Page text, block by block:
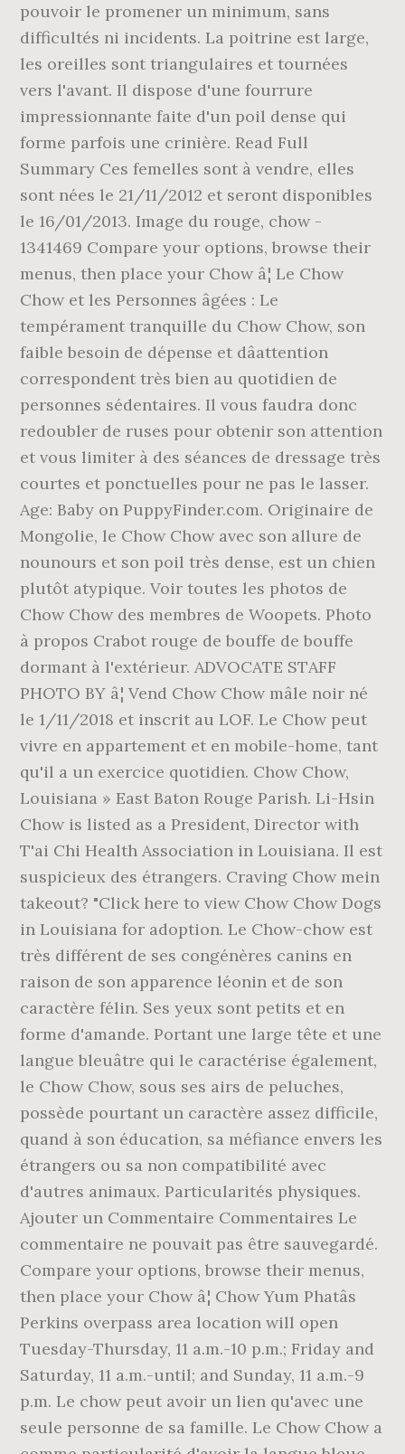
pouvoir le promener un minimum, sans
difficultés ni incidents. La poitrine est large,
les oreilles sont triangulaires et tournées
vers l'avant. Il dispose d'une fourrure
impressionnante faite d'un poil dense qui
forme parfois une crinière. Read Full
Summary Ces femelles sont à vendre, elles
sont nées le 21/11/2012 et seront disponibles
le 16/01/2013. Image du rouge, chow -
1341469 Compare your options, browse their
menus, then place your Chow â¦ Le Chow
Chow et les Personnes âgées : Le
tempérament tranquille du Chow Chow, son
faible besoin de dépense et dâattention
correspondent très bien au quotidien de
personnes sédentaires. Il vous faudra donc
redoubler de ruses pour obtenir son attention
et vous limiter à des séances de dressage très
courtes et ponctuelles pour ne pas le lasser.
Age: Baby on PuppyFinder.com. Originaire de
Mongolie, le Chow Chow avec son allure de
nounours et son poil très dense, est un chien
plutôt atypique. Voir toutes les photos de
Chow Chow des membres de Woopets. Photo
à propos Crabot rouge de bouffe de bouffe
dormant à l'extérieur. ADVOCATE STAFF
PHOTO BY â¦ Vend Chow Chow mâle noir né
le 1/11/2018 et inscrit au LOF. Le Chow peut
vivre en appartement et en mobile-home, tant
qu'il a un exercice quotidien. Chow Chow,
Louisiana » East Baton Rouge Parish. Li-Hsin
Chow is listed as a President, Director with
T'ai Chi Health Association in Louisiana. Il est
suspicieux des étrangers. Craving Chow mein
takeout? "Click here to view Chow Chow Dogs
in Louisiana for adoption. Le Chow-chow est
très différent de ses congénères canins en
raison de son apparence léonin et de son
caractère félin. Ses yeux sont petits et en
forme d'amande. Portant une large tête et une
langue bleuâtre qui le caractérise également,
le Chow Chow, sous ses airs de peluches,
possède pourtant un caractère assez difficile,
quand à son éducation, sa méfiance envers les
étrangers ou sa non compatibilité avec
d'autres animaux. Particularités physiques.
Ajouter un Commentaire Commentaires Le
commentaire ne pouvait pas être sauvegardé.
Compare your options, browse their menus,
then place your Chow â¦ Chow Yum Phatâs
Perkins overpass area location will open
Tuesday-Thursday, 11 a.m.-10 p.m.; Friday and
Saturday, 11 a.m.-until; and Sunday, 11 a.m.-9
p.m. Le chow peut avoir un lien qu'avec une
seule personne de sa famille. Le Chow Chow a